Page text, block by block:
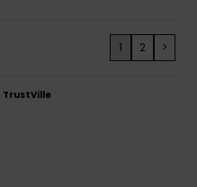
1 2 >
TrustVille